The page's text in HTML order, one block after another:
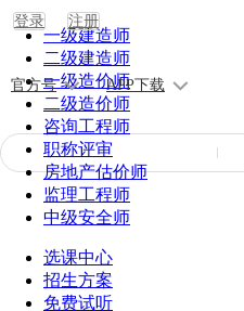
登录 注册
官方号 APP下载
一级建造师
二级建造师
一级造价师
二级造价师
咨询工程师
职称评审
房地产估价师
监理工程师
中级安全师
选课中心
招生方案
免费试听